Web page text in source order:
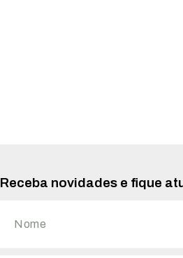
Receba novidades e fique